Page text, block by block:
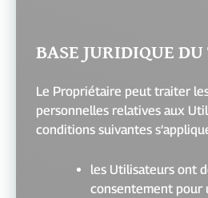
BASE JURIDIQUE
Le Propriétaire peut traiter
personnelles relatives aux
conditions suivantes
les Utilisateurs ont
consentement pour